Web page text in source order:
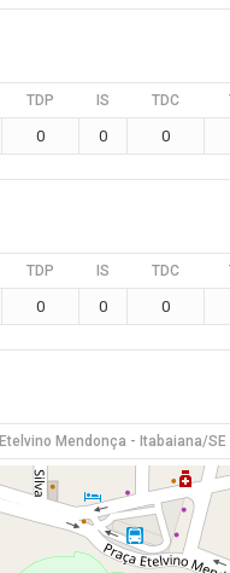
TDP IS TDC
0 0 0
TDP IS TDC
0 0 0
Mendonça - Itabaiana/SE